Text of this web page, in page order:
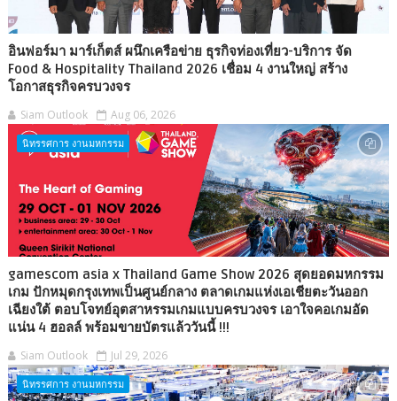
อินฟอร์มา มาร์เก็ตส์ ผนึกเครือข่าย ธุรกิจท่องเที่ยว-บริการ จัด
Food & Hospitality Thailand 2026 เชื่อม 4 งานใหญ่ สร้าง
โอกาสธุรกิจครบวงจร
Siam Outlook Aug 06, 2026
นิทรรศการ งานมหกรรม
gamescom asia x Thailand Game Show 2026 สุดยอดมหกรรม
เกม ปักหมุดกรุงเทพเป็นศูนย์กลาง ตลาดเกมแห่งเอเชียตะวันออก
เฉียงใต้ ตอบโจทย์อุตสาหรรมเกมแบบครบวงจร เอาใจคอเกมอัด
แน่น 4 ฮอลล์ พร้อมขายบัตรแล้ววันนี้ !!!
Siam Outlook Jul 29, 2026
นิทรรศการ งานมหกรรม